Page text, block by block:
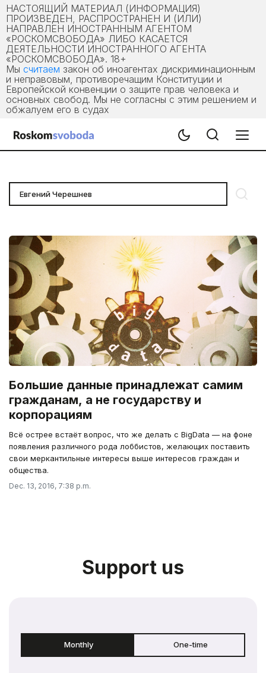
НАСТОЯЩИЙ МАТЕРИАЛ (ИНФОРМАЦИЯ)
ПРОИЗВЕДЕН, РАСПРОСТРАНЕН И (ИЛИ)
НАПРАВЛЕН ИНОСТРАННЫМ АГЕНТОМ
«РОСКОМСВОБОДА» ЛИБО КАСАЕТСЯ
ДЕЯТЕЛЬНОСТИ ИНОСТРАННОГО АГЕНТА
«РОСКОМСВОБОДА». 18+
Мы считаем закон об иноагентах дискриминационным
и неправовым, противоречащим Конституции и
Европейской конвенции о защите прав человека и
основных свобод. Мы не согласны с этим решением и
обжалуем его в судах
Большие данные принадлежат самим
гражданам, а не государству и
корпорациям
Всё острее встаёт вопрос, что же делать с BigData — на фоне
появления различного рода лоббистов, желающих поставить
свои меркантильные интересы выше интересов граждан и
общества.
Dec. 13, 2016, 7:38 p.m.
Support us
Monthly One-time